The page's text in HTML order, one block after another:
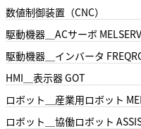
数値制御装置（CNC）
駆動機器＿ACサーボ
駆動機器＿インバータ
HMI＿表示器 GOT
ロボット＿産業用ロボット
ロボット＿協働ロボット